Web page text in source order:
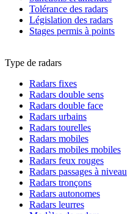
Tolérance des radars
Législation des radars
Stages permis à points
Type de radars
Radars fixes
Radars double sens
Radars double face
Radars urbains
Radars tourelles
Radars mobiles
Radars mobiles mobiles
Radars feux rouges
Radars passages à niveau
Radars tronçons
Radars autonomes
Radars leurres